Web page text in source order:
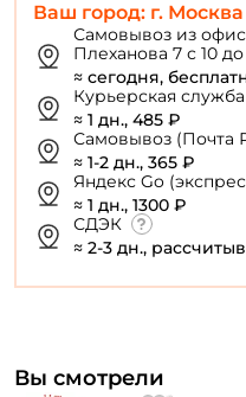
Ваш город: г. Москва
Самовывоз из
Плеханова 7 с 10
≈ сегодня,
Курьерская служба
≈ 1 дн., 485 ₽
Самовывоз (Почта
≈ 1-2 дн., 365 ₽
Яндекс Go
≈ 1 дн., 1300 ₽
СДЭК
≈ 2-3 дн.,
Вы смотрели
персональных данных
У меня